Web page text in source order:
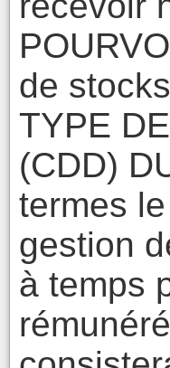
de
TYPE
(CDD)
termes
gestion
à temps